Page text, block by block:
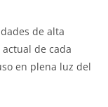
de alta
de cada
en plena luz del